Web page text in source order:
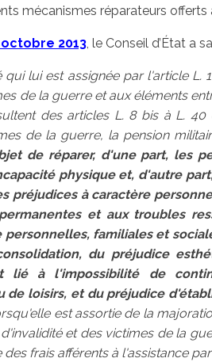
mécanismes réparateurs offerts
2013, le Conseil d’État a
lui est assignée par l'article L.
de la guerre et aux éléments
des articles L. 8 bis à L.
de la guerre, la pension
de réparer, d'une part, les
physique et, d'autre
préjudices à caractère
et aux troubles
familiales et
du préjudice
lié à l'impossibilité de
de loisirs, et du préjudice
est assortie de la
et des victimes de la
frais afférents à l'assistance